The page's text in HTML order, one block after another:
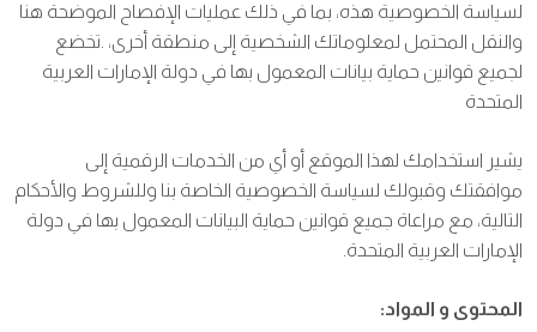
لسياسة الخصوصية هذه، بما في ذلك عمليات الإفصاح الموضحة هنا
والنقل المحتمل لمعلوماتك الشخصية إلى منطقة أخرى، .تخضع
لجميع قوانين حماية بيانات المعمول بها في دولة الإمارات العربية
المتحدة
يشير استخدامك لهذا الموقع أو أي من الخدمات الرقمية إلى
موافقتك وقبولك لسياسة الخصوصية الخاصة بنا وللشروط والأحكام
التالية، مع مراعاة جميع قوانين حماية البيانات المعمول بها في دولة
الإمارات العربية المتحدة.
المحتوى و المواد: